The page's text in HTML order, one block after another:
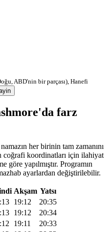
ABD'nin bir parçası), Hanefi
farz
her birinin tam zamanını
coğrafi koordinatları için ilahiyat
göre yapılmıştır. Programın
ayarlardan değiştirilebilir.
Akşam Yatsı
19:12
20:35
19:12
20:34
19:11
20:33